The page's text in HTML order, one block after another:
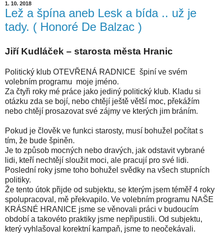
1. 10. 2018
Lež a špína aneb Lesk a bída .. už je
tady. ( Honoré De Balzac )
Jiří Kudláček – starosta města Hranic
Politický klub OTEVŘENÁ RADNICE špiní ve svém
volebním programu moje jméno.
Za čtyři roky mé práce jako jediný politický klub. Kladu si
otázku zda se bojí, nebo chtějí ještě větší moc, překážím
nebo chtějí prosazovat své zájmy ve kterých jim bráním.
Pokud je člověk ve funkci starosty, musí bohužel počítat s
tím, že bude špiněn.
Je to způsob mocných nebo dravých, jak odstavit vybrané
lidi, kteří nechtějí sloužit moci, ale pracují pro své lidi.
Poslední roky jsme toho bohužel svědky na všech stupních
politiky.
Že tento útok přijde od subjektu, se kterým jsem téměř 4 roky
spolupracoval, mě překvapilo. Ve volebním programu NAŠE
KRÁSNÉ HRANICE jsme se věnovali práci v budoucím
období a takovéto praktiky jsme nepřipustili. Od subjektu,
který vyhlašoval korektní kampaň, jsme to neočekávali.